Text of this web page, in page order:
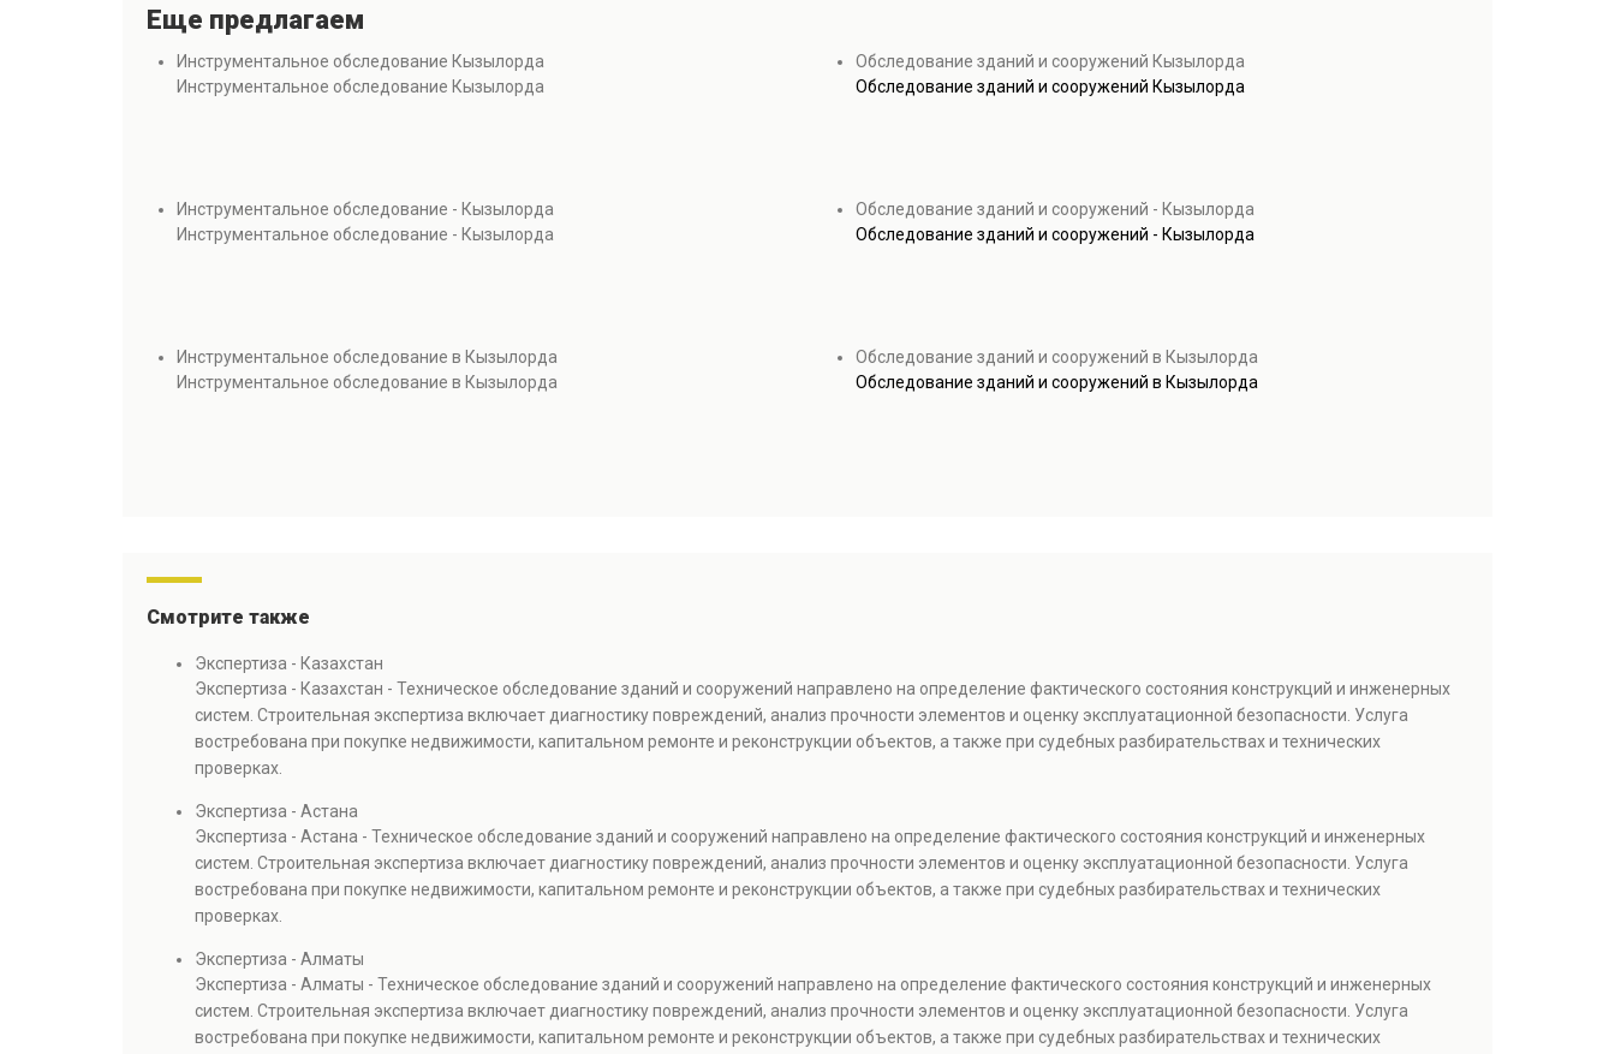
Еще предлагаем
Инструментальное обследование Кызылорда
Инструментальное обследование Кызылорда
Инструментальное обследование - Кызылорда
Инструментальное обследование - Кызылорда
Инструментальное обследование в Кызылорда
Инструментальное обследование в Кызылорда
Обследование зданий и сооружений Кызылорда
Обследование зданий и сооружений Кызылорда
Обследование зданий и сооружений - Кызылорда
Обследование зданий и сооружений - Кызылорда
Обследование зданий и сооружений в Кызылорда
Обследование зданий и сооружений в Кызылорда
Смотрите также
Экспертиза - Казахстан
Экспертиза - Казахстан - Техническое обследование зданий и сооружений направлено на определение фактического состояния конструкций и инженерных
систем. Строительная экспертиза включает диагностику повреждений, анализ прочности элементов и оценку эксплуатационной безопасности. Услуга
востребована при покупке недвижимости, капитальном ремонте и реконструкции объектов, а также при судебных разбирательствах и технических
проверках.
Экспертиза - Астана
Экспертиза - Астана - Техническое обследование зданий и сооружений направлено на определение фактического состояния конструкций и инженерных
систем. Строительная экспертиза включает диагностику повреждений, анализ прочности элементов и оценку эксплуатационной безопасности. Услуга
востребована при покупке недвижимости, капитальном ремонте и реконструкции объектов, а также при судебных разбирательствах и технических
проверках.
Экспертиза - Алматы
Экспертиза - Алматы - Техническое обследование зданий и сооружений направлено на определение фактического состояния конструкций и инженерных
систем. Строительная экспертиза включает диагностику повреждений, анализ прочности элементов и оценку эксплуатационной безопасности. Услуга
востребована при покупке недвижимости, капитальном ремонте и реконструкции объектов, а также при судебных разбирательствах и технических